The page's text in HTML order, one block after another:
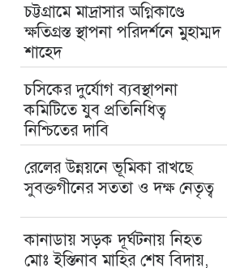
চট্টগ্রামে মাদ্রাসার অগ্নিকাণ্ডে
ক্ষতিগ্রস্ত স্থাপনা পরিদর্শনে মুহাম্মদ
শাহেদ
চসিকের দুর্যোগ ব্যবস্থাপনা
কমিটিতে যুব প্রতিনিধিত্ব
নিশ্চিতের দাবি
রেলের উন্নয়নে ভূমিকা রাখছে
সুবক্তগীনের সততা ও দক্ষ নেতৃত্ব
কানাডায় সড়ক দূর্ঘটনায় নিহত
মোঃ ইস্তিনাব মাহির শেষ বিদায়,